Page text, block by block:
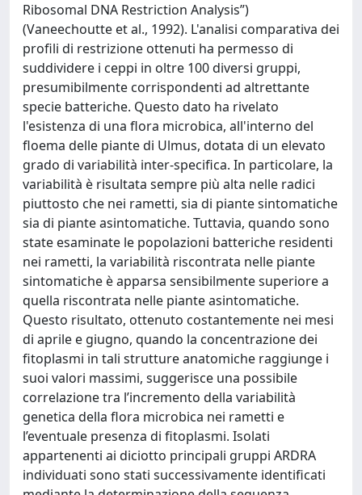
Ribosomal DNA Restriction Analysis”)
(Vaneechoutte et al., 1992). L'analisi comparativa dei
profili di restrizione ottenuti ha permesso di
suddividere i ceppi in oltre 100 diversi gruppi,
presumibilmente corrispondenti ad altrettante
specie batteriche. Questo dato ha rivelato
l'esistenza di una flora microbica, all'interno del
floema delle piante di Ulmus, dotata di un elevato
grado di variabilità inter-specifica. In particolare, la
variabilità è risultata sempre più alta nelle radici
piuttosto che nei rametti, sia di piante sintomatiche
sia di piante asintomatiche. Tuttavia, quando sono
state esaminate le popolazioni batteriche residenti
nei rametti, la variabilità riscontrata nelle piante
sintomatiche è apparsa sensibilmente superiore a
quella riscontrata nelle piante asintomatiche.
Questo risultato, ottenuto costantemente nei mesi
di aprile e giugno, quando la concentrazione dei
fitoplasmi in tali strutture anatomiche raggiunge i
suoi valori massimi, suggerisce una possibile
correlazione tra l’incremento della variabilità
genetica della flora microbica nei rametti e
l’eventuale presenza di fitoplasmi. Isolati
appartenenti ai diciotto principali gruppi ARDRA
individuati sono stati successivamente identificati